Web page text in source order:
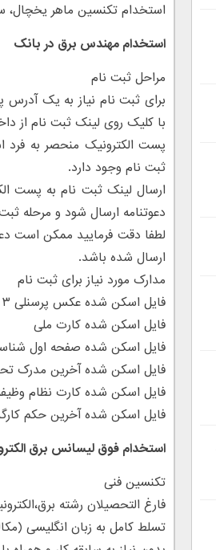
استخدام تکنسین ماهر یخچال،
استخدام مهندس برق در بانک
مراحل ثبت نام
برای ثبت نام نیاز به یک
با کلیک روی لینک ثبت نام از
پست الکترونیک منحصر به فرد
ثبت نام وجود دارد.
دعوتنامه ارسال شود و مرحله
ارسال شده باشد.
مدارک مورد نیاز برای ثبت نام
فایل اسکن شده عکس پرسنلی ۳ * ۴ (عکس پرسنلی باید تمام رخ و واضح باشد)
فایل اسکن شده کارت ملی
فایل اسکن شده صفحه اول
فایل اسکن شده آخرین مدرک
فایل اسکن شده کارت نظام
فایل اسکن شده آخرین حکم
استخدام فوق لیسانس برق
تکنسین فنی
فارغ التحصیلان رشته
تسلط کامل به زبان انگلیسی